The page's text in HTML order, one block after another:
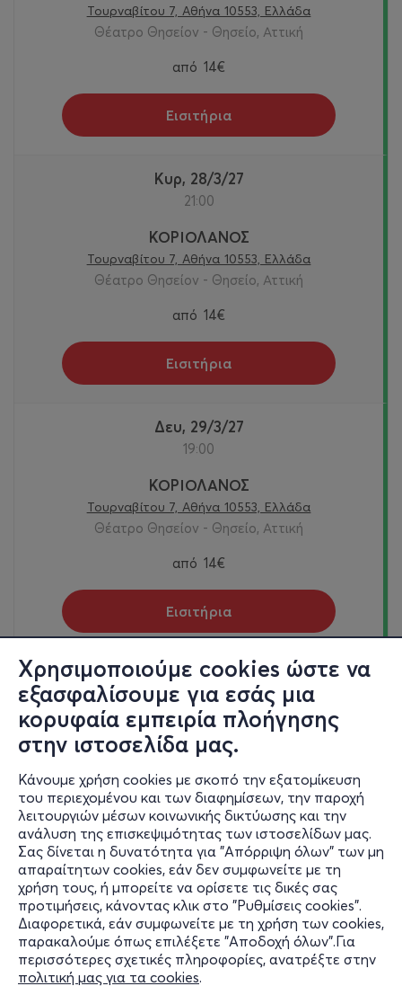
Χρησιμοποιούμε cookies ώστε να
εξασφαλίσουμε για εσάς μια
κορυφαία εμπειρία πλοήγησης
στην ιστοσελίδα μας.
Κάνουμε χρήση cookies με σκοπό την εξατομίκευση
του περιεχομένου και των διαφημίσεων, την παροχή
λειτουργιών μέσων κοινωνικής δικτύωσης και την
ανάλυση της επισκεψιμότητας των ιστοσελίδων μας.
Σας δίνεται η δυνατότητα για "Απόρριψη όλων" των μη
απαραίτητων cookies, εάν δεν συμφωνείτε με τη
χρήση τους, ή μπορείτε να ορίσετε τις δικές σας
προτιμήσεις, κάνοντας κλικ στο "Ρυθμίσεις cookies".
Διαφορετικά, εάν συμφωνείτε με τη χρήση των cookies,
παρακαλούμε όπως επιλέξετε "Αποδοχή όλων".Για
περισσότερες σχετικές πληροφορίες, ανατρέξτε στην
πολιτική μας για τα cookies.
Τουρναβίτου 7, Αθήνα 10553, Ελλάδα
Θέατρο Θησείον - Θησείο, Αττική
από 14€
Εισιτήρια
Κυρ, 28/3/27
21:00
ΚΟΡΙΟΛΑΝΟΣ
Τουρναβίτου 7, Αθήνα 10553, Ελλάδα
Θέατρο Θησείον - Θησείο, Αττική
από 14€
Εισιτήρια
Δευ, 29/3/27
19:00
ΚΟΡΙΟΛΑΝΟΣ
Τουρναβίτου 7, Αθήνα 10553, Ελλάδα
Θέατρο Θησείον - Θησείο, Αττική
από 14€
Εισιτήρια
Τρι, 30/3/27
19:00
ΚΟΡΙΟΛΑΝΟΣ
Τουρναβίτου 7, Αθήνα 10553, Ελλάδα
Θέατρο Θησείον - Θησείο, Αττική
από 14€
Εισιτήρια